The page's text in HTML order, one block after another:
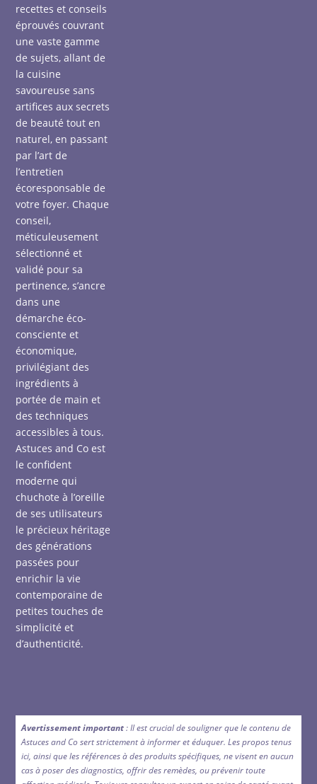
recettes et conseils
éprouvés couvrant
une vaste gamme
de sujets, allant de
la cuisine
savoureuse sans
artifices aux secrets
de beauté tout en
naturel, en passant
par l’art de
l’entretien
écoresponsable de
votre foyer. Chaque
conseil,
méticuleusement
sélectionné et
validé pour sa
pertinence, s’ancre
dans une
démarche éco-
consciente et
économique,
privilégiant des
ingrédients à
portée de main et
des techniques
accessibles à tous.
Astuces and Co est
le confident
moderne qui
chuchote à l’oreille
de ses utilisateurs
le précieux héritage
des générations
passées pour
enrichir la vie
contemporaine de
petites touches de
simplicité et
d’authenticité.
Avertissement important: Il est crucial de souligner que le contenu de
Astuces and Co sert strictement à informer et éduquer. Les propos tenus
ici, ainsi que les références à des produits spécifiques, ne visent en aucun
cas à poser des diagnostics, offrir des remèdes, ou prévenir toute